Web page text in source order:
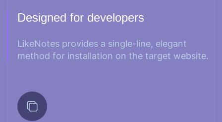
Designed for developers
LikeNotes provides a single-line, elegant
method for installation on the target website.